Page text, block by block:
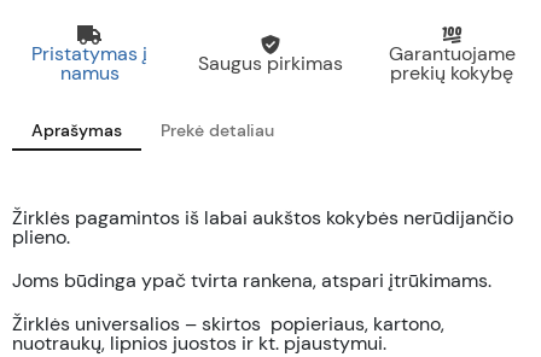
Pristatymas į
namus Saugus pirkimas Garantuojame
prekių kokybę
Aprašymas Prekė detaliau
Žirklės pagamintos iš labai aukštos kokybės nerūdijančio
plieno.
Joms būdinga ypač tvirta rankena, atspari įtrūkimams.
Žirklės universalios – skirtos popieriaus, kartono,
nuotraukų, lipnios juostos ir kt. pjaustymui.